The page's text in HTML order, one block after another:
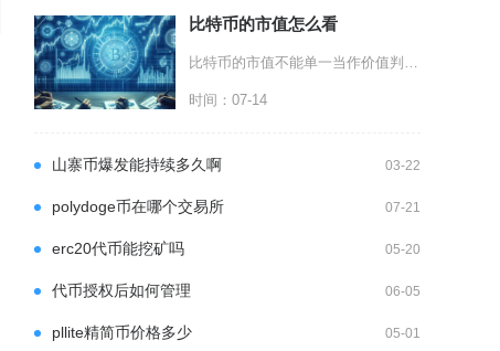
比特币的市值怎么看
比特币的市值不能单一当作价值判断标准，需要区分流通市值与完全稀释估值，结合筹码流通性、资金
时间：07-14
山寨币爆发能持续多久啊 03-22
polydoge币在哪个交易所 07-21
erc20代币能挖矿吗 05-20
代币授权后如何管理 06-05
pllite精简币价格多少 05-01